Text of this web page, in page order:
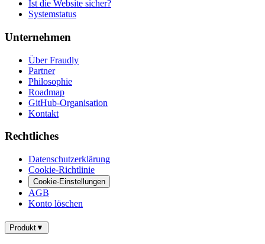
Ist die Website sicher?
Systemstatus
Unternehmen
Über Fraudly
Partner
Philosophie
Roadmap
GitHub-Organisation
Kontakt
Rechtliches
Datenschutzerklärung
Cookie-Richtlinie
Cookie-Einstellungen
AGB
Konto löschen
Produkt▼